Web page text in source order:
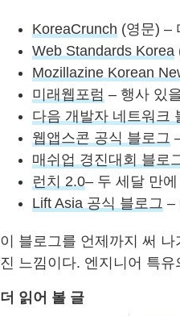
KoreaCrunch (영문) –
Web Standards Korea
Mozillazine Korean
미래웹포럼 – 행사 있
다음 개발자 네트워크
웹앱스콘 공식 블로그
매쉬업 경진대회 블로
런치 2.0– 두 세달 만
Lift Asia 공식 블로그 –
이 블로그를 언제까지 써
진 느낌이다. 엔지니어 특유
더 읽어 볼 글